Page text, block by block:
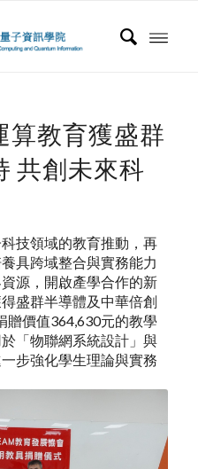
算教育獲盛群
共創未來科
技領域的教育推動，再
具跨域整合與實務能力
源，開啟產學合作的新
盛群半導體及中華倍創
贈價值364,630元的教學
「物聯網系統設計」與
步強化學生理論與實務